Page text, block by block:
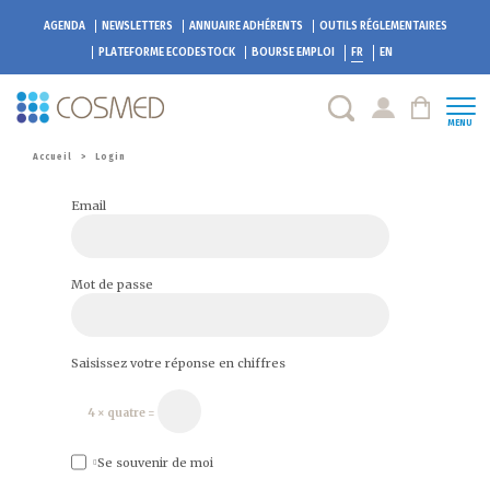
AGENDA NEWSLETTERS ANNUAIRE ADHÉRENTS
OUTILS RÉGLEMENTAIRES
PLATEFORME ECODESTOCK BOURSE EMPLOI FR EN
MENU
Accueil > Login
Email
Mot de passe
Saisissez votre réponse en chiffres
4 × quatre =
Se souvenir de moi